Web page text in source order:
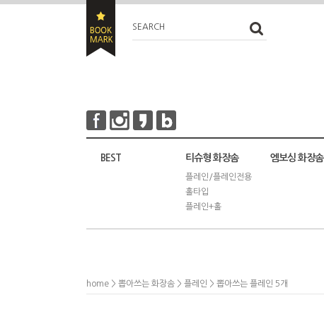
SEARCH
BEST 티슈형 화장솜
플레인/플레인전용
홀타입
플레인+홀
엠보싱 화장솜
home > 뽑아쓰는 화장솜 > 플레인 > 뽑아쓰는 플레인 5개